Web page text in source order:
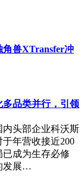
角兽XTransfer冲
多品类并行，引领
头部企业科沃斯
年营收接近200
成为生存必修
发展…